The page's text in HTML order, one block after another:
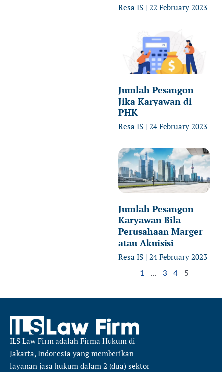
Resa IS 22 February 2023
Jumlah Pesangon
Jika Karyawan di
PHK
Resa IS 24 February 2023
Jumlah Pesangon
Karyawan Bila
Perusahaan Marger
atau Akuisisi
Resa IS 24 February 2023
1 3 4 5
ILS Law Firm adalah Firma Hukum di
Jakarta, Indonesia yang memberikan
layanan jasa hukum dalam 2 (dua) sektor